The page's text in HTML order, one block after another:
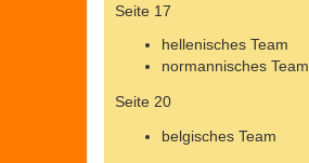
Seite 17
hellenisches Team
normannisches Team
Seite 20
belgisches Team